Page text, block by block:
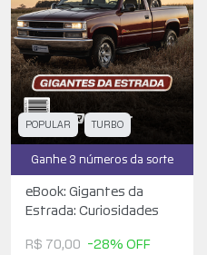
POPULAR TURBO
Ganhe 3 números da sorte
eBook: Gigantes da
Estrada: Curiosidades
R$ 70,00 -28% OFF